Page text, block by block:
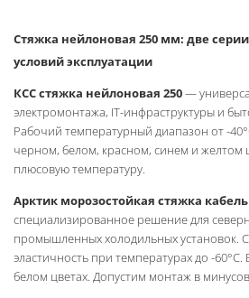
Стяжка нейлоновая 250 мм: две
условий эксплуатации
КСС стяжка нейлоновая 250—
электромонтажа, IT-инфраструктуры и
Рабочий температурный диапазон от -
черном, белом, красном, синем и желтом
плюсовую температуру.
Арктик морозостойкая стяжка
специализированное решение для
промышленных холодильных установок.
эластичность при температурах до -
белом цветах. Допустим монтаж в